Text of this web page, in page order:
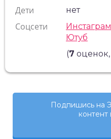
Дети нет
Соцсети Инстаграм
Ютуб
(7
Подпишись
контент